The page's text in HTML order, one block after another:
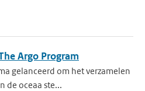
Argo Program
gelanceerd om het verzamelen
de oceaa ste...